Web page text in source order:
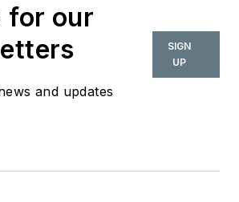
for our
and updates
SIGN
UP